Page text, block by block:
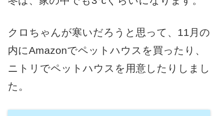
クロちゃんが寒いだろうと思って、11月の
内にAmazonでペットハウスを買ったり、
ニトリでペットハウスを用意したりしまし
た。